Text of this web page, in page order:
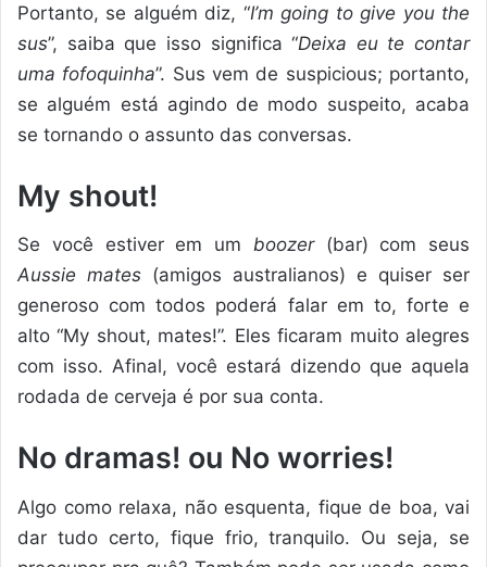
Portanto, se alguém diz, “I’m going to give you the
sus”, saiba que isso significa “Deixa eu te contar
uma fofoquinha”. Sus vem de suspicious; portanto,
se alguém está agindo de modo suspeito, acaba
se tornando o assunto das conversas.
My shout!
Se você estiver em um boozer(bar) com seus
Aussie mates (amigos australianos) e quiser ser
generoso com todos poderá falar em to, forte e
alto “My shout, mates!”. Eles ficaram muito alegres
com isso. Afinal, você estará dizendo que aquela
rodada de cerveja é por sua conta.
No dramas! ou No worries!
Algo como relaxa, não esquenta, fique de boa, vai
dar tudo certo, fique frio, tranquilo. Ou seja, se